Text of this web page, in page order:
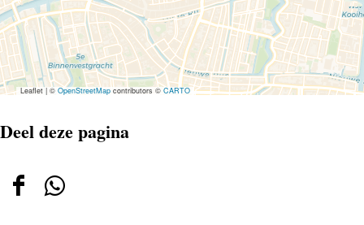
Leaflet|© OpenStreetMapcontributors ©CARTO
Deel deze pagina
Deel Deel